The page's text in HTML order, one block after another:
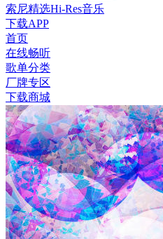
索尼精选Hi-Res音乐
下载APP
首页
在线畅听
歌单分类
厂牌专区
下载商城